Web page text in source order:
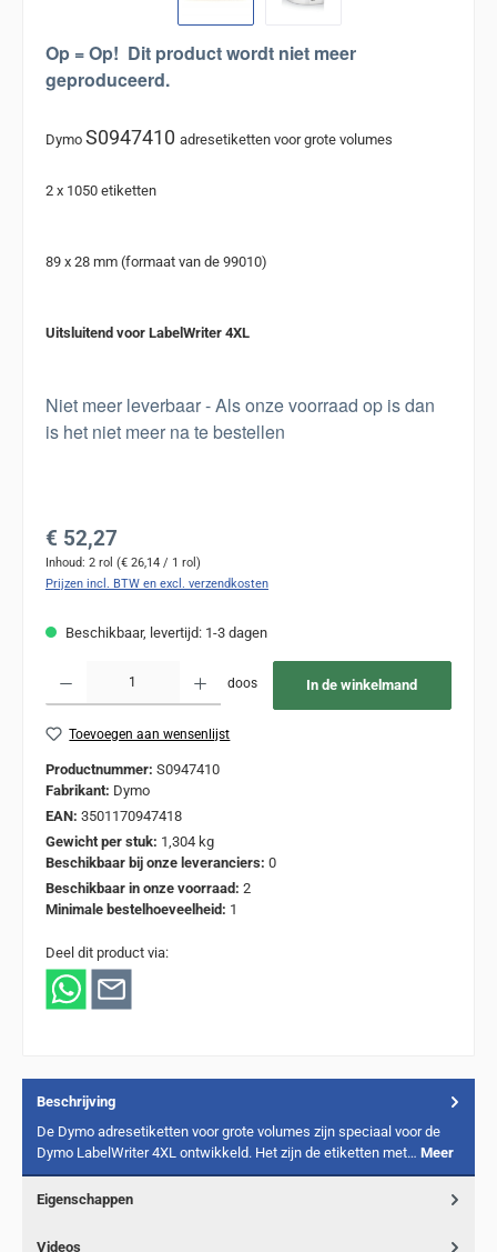
Op = Op! Dit product wordt niet meer
geproduceerd.
Dymo S0947410 adresetiketten voor grote volumes
2 x 1050 etiketten
89 x 28 mm (formaat van de 99010)
Uitsluitend voor LabelWriter 4XL
Niet meer leverbaar - Als onze voorraad op is dan
is het niet meer na te bestellen
Normale prijs:
€ 52,27
Inhoud: 2 rol (€ 26,14 / 1 rol)
Prijzen incl. BTW en excl. verzendkosten
Beschikbaar, levertijd: 1-3 dagen
doos In de winkelmand
Toevoegen aan wensenlijst
Productnummer: S0947410
Fabrikant: Dymo
EAN: 3501170947418
Gewicht per stuk: 1,304 kg
Beschikbaar bij onze leveranciers: 0
Beschikbaar in onze voorraad: 2
Minimale bestelhoeveelheid: 1
Deel dit product via:
Beschrijving
De Dymo adresetiketten voor grote volumes zijn speciaal voor de
Dymo LabelWriter 4XL ontwikkeld. Het zijn de etiketten met… Meer
Eigenschappen
Videos